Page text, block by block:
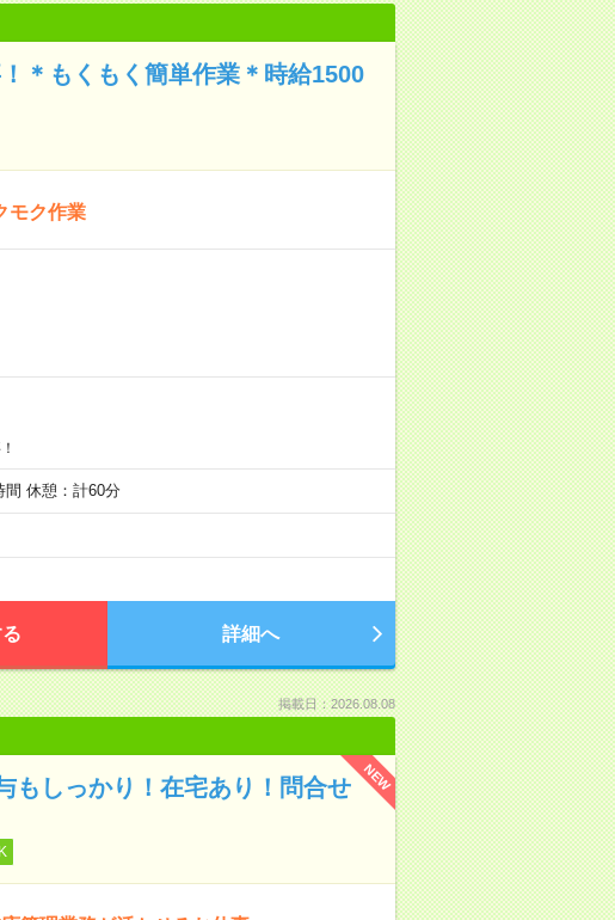
＊もくもく簡単作業＊時給1500
モク作業
間 休憩：計60分
詳細へ
掲載日：2026.08.08
NEW
もしっかり！在宅あり！問合せ